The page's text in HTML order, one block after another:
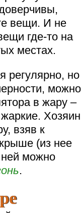
вещи. И не
где-то на
местах.
регулярно, но
можно
в жару –
Хозяин
взяв к
(из нее
можно
.